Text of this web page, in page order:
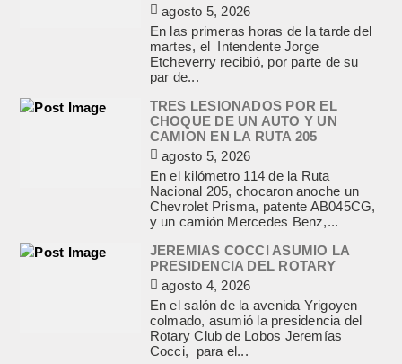
agosto 5, 2026
En las primeras horas de la tarde del
martes, el Intendente Jorge
Etcheverry recibió, por parte de su
par de...
TRES LESIONADOS POR EL
CHOQUE DE UN AUTO Y UN
CAMION EN LA RUTA 205
agosto 5, 2026
En el kilómetro 114 de la Ruta
Nacional 205, chocaron anoche un
Chevrolet Prisma, patente AB045CG,
y un camión Mercedes Benz,...
JEREMIAS COCCI ASUMIO LA
PRESIDENCIA DEL ROTARY
agosto 4, 2026
En el salón de la avenida Yrigoyen
colmado, asumió la presidencia del
Rotary Club de Lobos Jeremías
Cocci, para el...